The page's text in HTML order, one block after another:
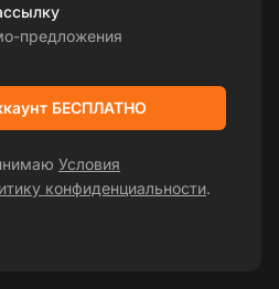
предложения
БЕСПЛАТНО
Условия
конфиденциальности.